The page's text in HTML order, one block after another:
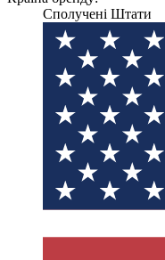
Сполучені Штати